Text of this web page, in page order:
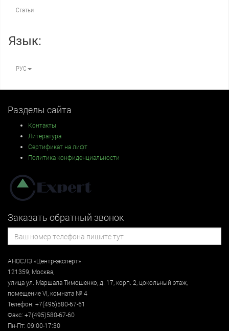
Статьи
Язык:
РУС
Разделы сайта
Контакты
Литература
Сертификат на лифт
Политика конфиденциальности
Заказать обратный звонок
АНОСЛЭ «Центр-эксперт»
121359, Москва,
улицаул. Маршала Тимошенко, д. 17, корп. 2, цокольный этаж,
помещение VI, комната № 4
Телефон: +7(495)580-67-61
Факс: +7(495)580-67-60
Пн-Пт: 09:00-17:30